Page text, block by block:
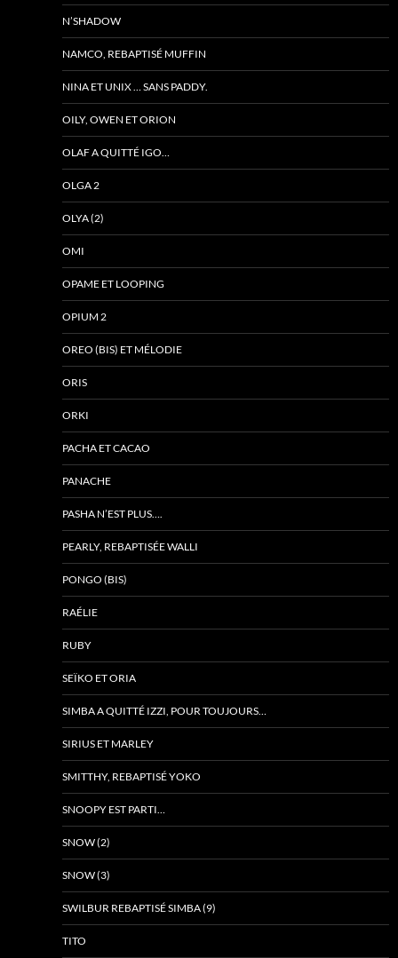
N’SHADOW
NAMCO, REBAPTISÉ MUFFIN
NINA ET UNIX … SANS PADDY.
OILY, OWEN ET ORION
OLAF A QUITTÉ IGO…
OLGA 2
OLYA (2)
OMI
OPAME ET LOOPING
OPIUM 2
OREO (BIS) ET MÉLODIE
ORIS
ORKI
PACHA ET CACAO
PANACHE
PASHA N’EST PLUS….
PEARLY, REBAPTISÉE WALLI
PONGO (BIS)
RAÉLIE
RUBY
SEÏKO ET ORIA
SIMBA A QUITTÉ IZZI, POUR TOUJOURS…
SIRIUS ET MARLEY
SMITTHY, REBAPTISÉ YOKO
SNOOPY EST PARTI…
SNOW (2)
SNOW (3)
SWILBUR REBAPTISÉ SIMBA (9)
TITO